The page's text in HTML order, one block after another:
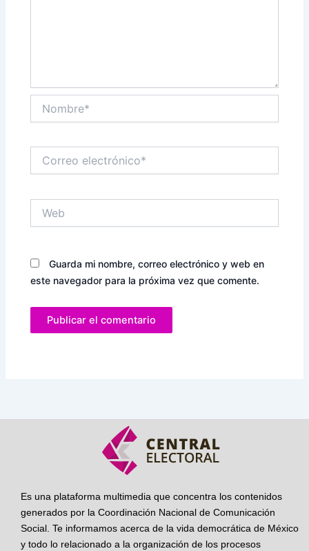
electrónico*
Guarda mi nombre, correo electrónico y web en
este navegador para la próxima vez que comente.
Es una plataforma multimedia que concentra los contenidos
generados por la Coordinación Nacional de Comunicación
Social. Te informamos acerca de la vida democrática de México
y todo lo relacionado a la organización de los procesos